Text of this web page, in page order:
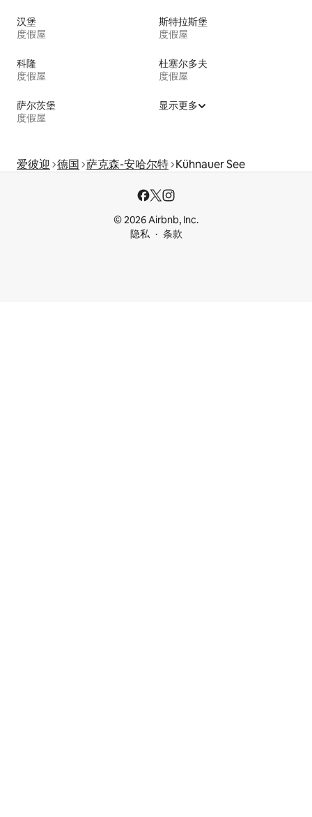
汉堡
度假屋
斯特拉斯堡
度假屋
科隆
度假屋
杜塞尔多夫
度假屋
萨尔茨堡
度假屋
显示更多
爱彼迎 德国 萨克森-安哈尔特 Kühnauer See
© 2026 Airbnb, Inc.
隐私
条款